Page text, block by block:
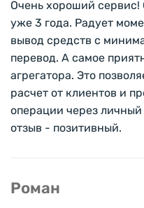
Очень хороший
уже 3 года. Радует
вывод средств с
перевод. А самое
агрегатора. Это
расчет от клиентов и
операции через
отзыв - позитивный.
Роман